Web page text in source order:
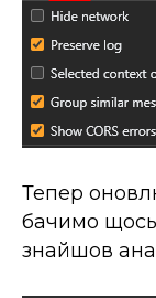
Тепер
бачимо
знайшов